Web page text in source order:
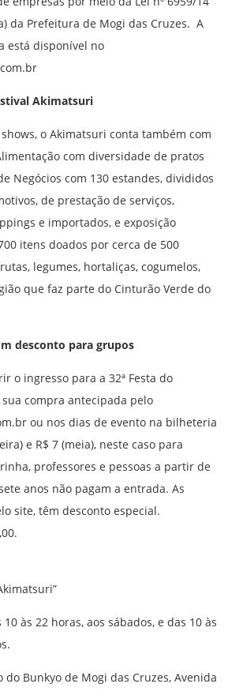
da Prefeitura de Mogi das Cruzes. A
está disponível no
Akimatsuri
o Akimatsuri conta também com
com diversidade de pratos
Negócios com 130 estandes, divididos
de prestação de serviços,
e importados, e exposição
itens doados por cerca de 500
legumes, hortaliças, cogumelos,
que faz parte do Cinturão Verde do
desconto para grupos
o ingresso para a 32ª Festa do
compra antecipada pelo
ou nos dias de evento na bilheteria
e R$ 7 (meia), neste caso para
professores e pessoas a partir de
anos não pagam a entrada. As
site, têm desconto especial.
10 às 22 horas, aos sábados, e das 10 às
do Bunkyo de Mogi das Cruzes, Avenida